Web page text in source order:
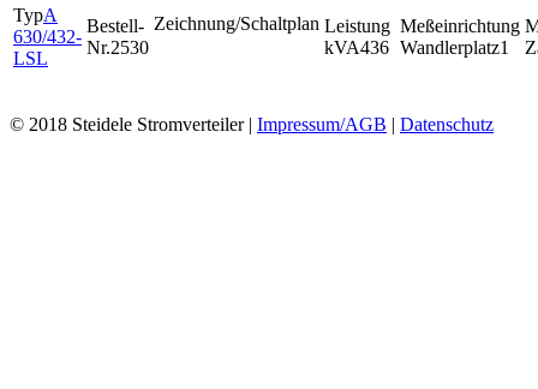
A
630/432-
LSL
2530 436 1
© 2018 Steidele Stromverteiler | Impressum/AGB | Datenschutz